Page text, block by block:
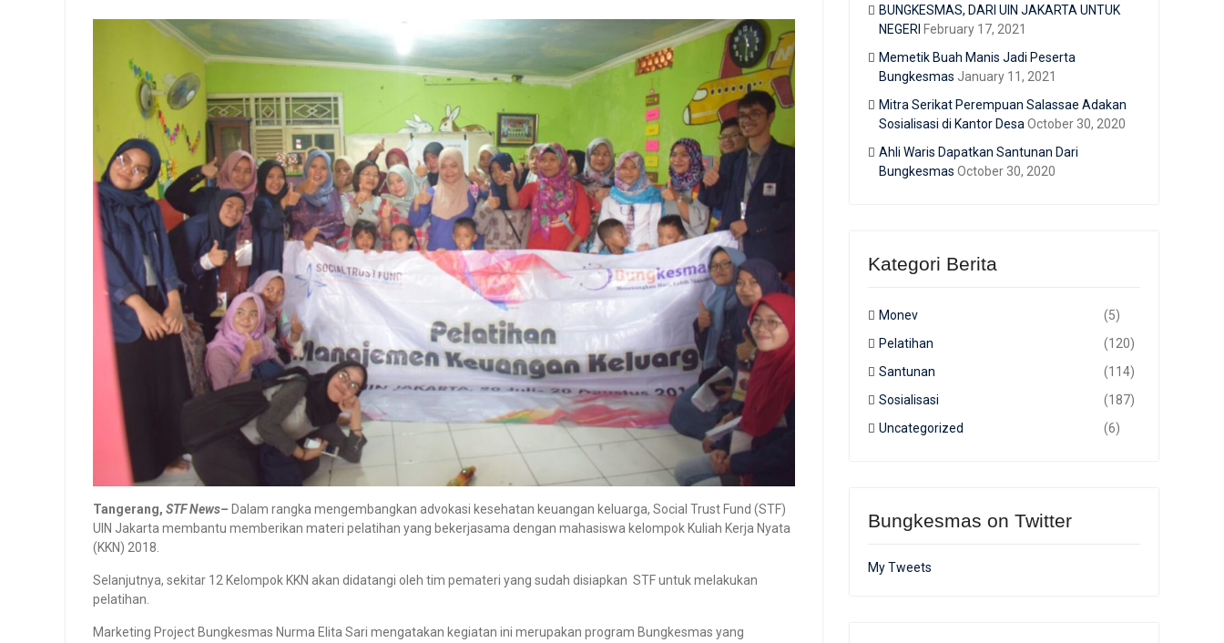
Tangerang, STF News– Dalam rangka mengembangkan advokasi kesehatan keuangan keluarga, Social Trust Fund (STF)
UIN Jakarta membantu memberikan materi pelatihan yang bekerjasama dengan mahasiswa kelompok Kuliah Kerja Nyata
(KKN) 2018.
Selanjutnya, sekitar 12 Kelompok KKN akan didatangi oleh tim pemateri yang sudah disiapkan STF untuk melakukan
pelatihan.
Marketing Project Bungkesmas Nurma Elita Sari mengatakan kegiatan ini merupakan program Bungkesmas yang
BUNGKESMAS, DARI UIN JAKARTA UNTUK
NEGERI February 17, 2021
Memetik Buah Manis Jadi Peserta
Bungkesmas January 11, 2021
Mitra Serikat Perempuan Salassae Adakan
Sosialisasi di Kantor Desa October 30, 2020
Ahli Waris Dapatkan Santunan Dari
Bungkesmas October 30, 2020
Kategori Berita
Monev
(5)
Pelatihan
(120)
Santunan
(114)
Sosialisasi
(187)
Uncategorized
(6)
Bungkesmas on Twitter
My Tweets